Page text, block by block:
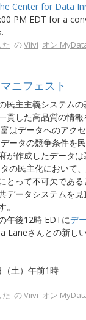
Center for Data
PM EDT for a
のViivi オン
ニフェスト
民主主義システム
貫した高品質の情報
はデータへのアク
ータの競争条件を
が作成したデータ
の民主化において
とって不可欠である
データシステムを
午後12時 EDTにデ
Laneさんとの新し
土）午前1時
のViivi オン